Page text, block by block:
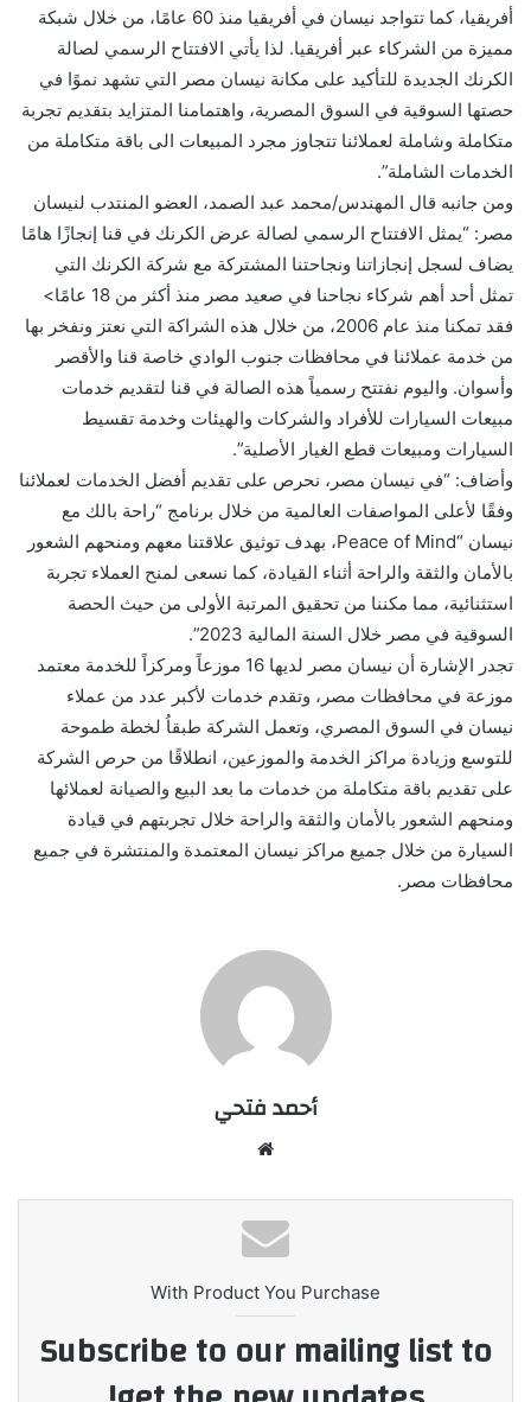
أفريقيا، كما تتواجد نيسان في أفريقيا منذ 60 عامًا، من خلال شبكة
مميزة من الشركاء عبر أفريقيا. لذا يأتي الافتتاح الرسمي لصالة
الكرنك الجديدة للتأكيد على مكانة نيسان مصر التي تشهد نموًا في
حصتها السوقية في السوق المصرية، واهتمامنا المتزايد بتقديم تجربة
متكاملة وشاملة لعملائنا تتجاوز مجرد المبيعات الى باقة متكاملة من
الخدمات الشاملة”.
ومن جانبه قال المهندس/محمد عبد الصمد، العضو المنتدب لنيسان
مصر: “يمثل الافتتاح الرسمي لصالة عرض الكرنك في قنا إنجازًا هامًا
يضاف لسجل إنجازاتنا ونجاحتنا المشتركة مع شركة الكرنك التي
تمثل أحد أهم شركاء نجاحنا في صعيد مصر منذ أكثر من 18 عامًا>
فقد تمكنا منذ عام 2006، من خلال هذه الشراكة التي نعتز ونفخر بها
من خدمة عملائنا في محافظات جنوب الوادي خاصة قنا والأقصر
وأسوان. واليوم نفتتح رسمياً هذه الصالة في قنا لتقديم خدمات
مبيعات السيارات للأفراد والشركات والهيئات وخدمة تقسيط
السيارات ومبيعات قطع الغيار الأصلية”.
وأضاف: “في نيسان مصر، نحرص على تقديم أفضل الخدمات لعملائنا
وفقًا لأعلى المواصفات العالمية من خلال برنامج “راحة بالك مع
نيسان “Peace of Mind، بهدف توثيق علاقتنا معهم ومنحهم الشعور
بالأمان والثقة والراحة أثناء القيادة، كما نسعى لمنح العملاء تجربة
استثنائية، مما مكننا من تحقيق المرتبة الأولى من حيث الحصة
السوقية في مصر خلال السنة المالية 2023”.
تجدر الإشارة أن نيسان مصر لديها 16 موزعاً ومركزاً للخدمة معتمد
موزعة في محافظات مصر، وتقدم خدمات لأكبر عدد من عملاء
نيسان في السوق المصري، وتعمل الشركة طبقاُ لخطة طموحة
للتوسع وزيادة مراكز الخدمة والموزعين، انطلاقًا من حرص الشركة
على تقديم باقة متكاملة من خدمات ما بعد البيع والصيانة لعملائها
ومنحهم الشعور بالأمان والثقة والراحة خلال تجربتهم في قيادة
السيارة من خلال جميع مراكز نيسان المعتمدة والمنتشرة في جميع
محافظات مصر.
أحمد فتحي
With Product You Purchase
Subscribe to our mailing list to